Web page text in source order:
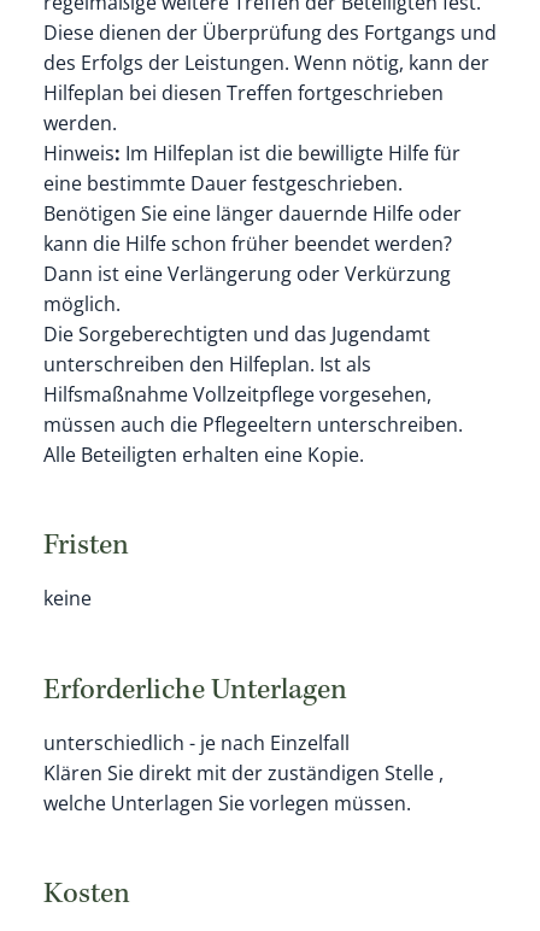
Diese dienen der Überprüfung des Fortgangs und
des Erfolgs der Leistungen. Wenn nötig, kann der
Hilfeplan bei diesen Treffen fortgeschrieben
werden.
Hinweis: Im Hilfeplan ist die bewilligte Hilfe für
eine bestimmte Dauer festgeschrieben.
Benötigen Sie eine länger dauernde Hilfe oder
kann die Hilfe schon früher beendet werden?
Dann ist eine Verlängerung oder Verkürzung
möglich.
Die Sorgeberechtigten und das Jugendamt
unterschreiben den Hilfeplan. Ist als
Hilfsmaßnahme Vollzeitpflege vorgesehen,
müssen auch die Pflegeeltern unterschreiben.
Alle Beteiligten erhalten eine Kopie.
Fristen
keine
Erforderliche Unterlagen
unterschiedlich - je nach Einzelfall
Klären Sie direkt mit der zuständigen Stelle ,
welche Unterlagen Sie vorlegen müssen.
Kosten